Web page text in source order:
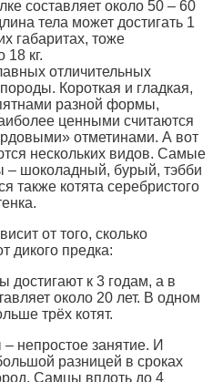
составляет около 50 – 60
тела может достигать 1
габаритах, тоже
18 кг.
отличительных
Короткая и гладкая,
разной формы,
ценными считаются
отметинами. А вот
нескольких видов. Самые
– шоколадный, бурый, тэбби
также котята серебристого
от того, сколько
дикого предка:
достигают к 3 годам, а в
около 20 лет. В одном
трёх котят.
непростое занятие. И
разницей в сроках
Самцы вплоть до 4